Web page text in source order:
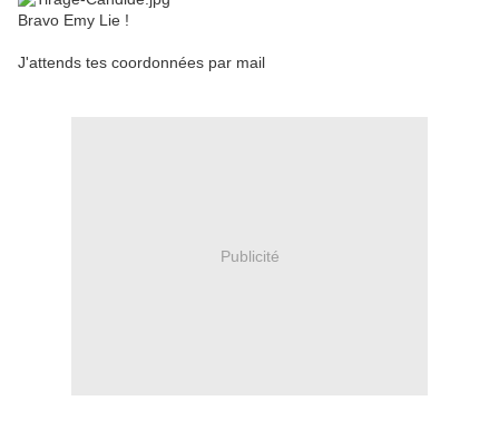
Bravo Emy Lie !
J'attends tes coordonnées par mail
Publicité